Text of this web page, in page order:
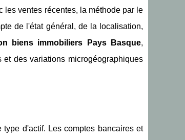
les ventes récentes, la méthode par le
de l'état général, de la localisation,
biens immobiliers Pays Basque,
des variations microgéographiques
d'actif. Les comptes bancaires et